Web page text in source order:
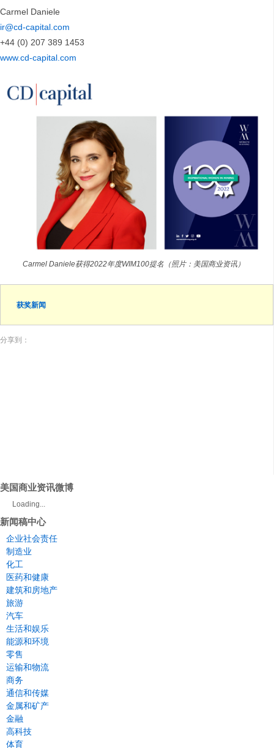
Carmel Daniele
ir@cd-capital.com
+44 (0) 207 389 1453
www.cd-capital.com
Carmel Daniele获得2022年度WIM100提名（照片：美国商业资讯）
获奖新闻
分享到：
美国商业资讯微博
Loading...
新闻稿中心
企业社会责任
制造业
化工
医药和健康
建筑和房地产
旅游
汽车
生活和娱乐
能源和环境
零售
运输和物流
商务
通信和传媒
金属和矿产
金融
高科技
体育